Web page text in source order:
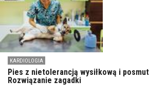
KARDIOLOGIA
Pies z nietolerancją wysiłkową i
Rozwiązanie zagadki